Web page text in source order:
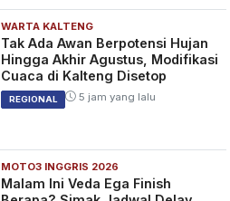
WARTA KALTENG
Tak Ada Awan Berpotensi Hujan
Hingga Akhir Agustus, Modifikasi
Cuaca di Kalteng Disetop
REGIONAL 5 jam yang lalu
MOTO3 INGGRIS 2026
Malam Ini Veda Ega Finish